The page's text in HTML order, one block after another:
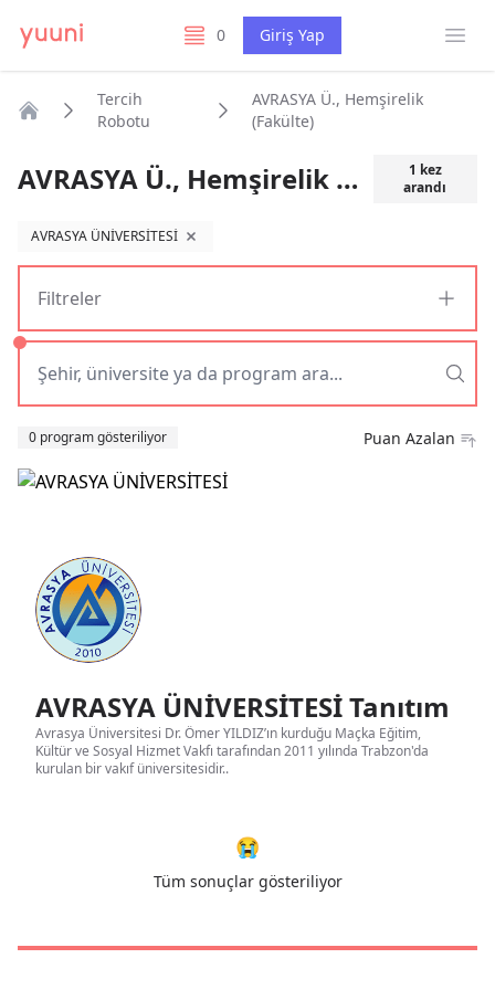
0
listelerim Giriş Yap
Tercih
Robotu
AVRASYA Ü., Hemşirelik
(Fakülte)
AVRASYA Ü., Hemşirelik (Fakülte) 1 kez
arandı
AVRASYA ÜNİVERSİTESİ filtreyi kaldır
Filtreler
0 program gösteriliyor Puan Azalan
AVRASYA ÜNİVERSİTESİ Tanıtım
Avrasya Üniversitesi Dr. Ömer YILDIZ’ın kurduğu Maçka Eğitim,
Kültür ve Sosyal Hizmet Vakfı tarafından 2011 yılında Trabzon'da
kurulan bir vakıf üniversitesidir..
😭
Tüm sonuçlar gösteriliyor